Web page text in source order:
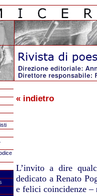
« indietro
L’invito a dire
dedicato a Renato
e felici coincidenze –